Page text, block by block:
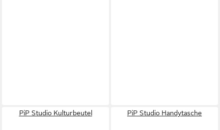
PiP Studio Kulturbeutel PiP Studio Handytasche